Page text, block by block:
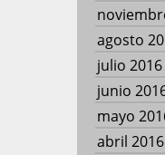
agosto
julio 2016
junio
mayo
abril 2016